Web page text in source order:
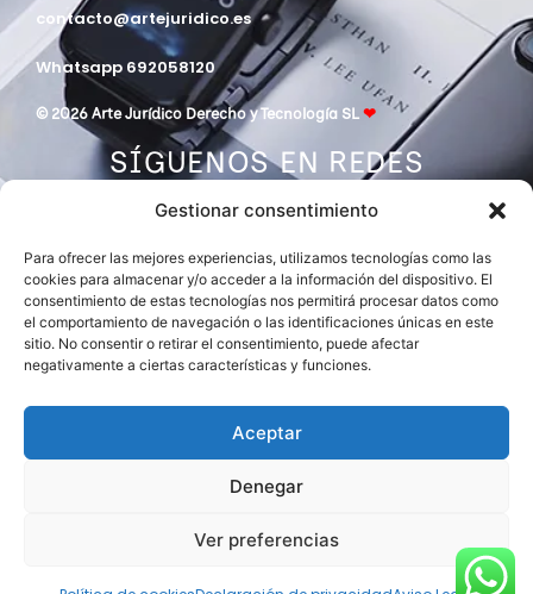
Gestionar consentimiento
Para ofrecer las mejores experiencias, utilizamos tecnologías como las
cookies para almacenar y/o acceder a la información del dispositivo. El
consentimiento de estas tecnologías nos permitirá procesar datos como
el comportamiento de navegación o las identificaciones únicas en este
sitio. No consentir o retirar el consentimiento, puede afectar
negativamente a ciertas características y funciones.
Aceptar
Denegar
Ver preferencias
contacto@artejuridico.es
Whatsapp 692058120
© 2026 Arte Jurídico Derecho y Tecnología SL ❤
SÍGUENOS EN REDES
DESPACHO MIEMBRO DE
INTERNATIONAL LAWYERS NETWORK